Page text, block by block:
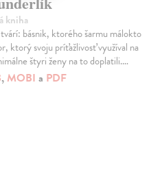
kniha
básnik, ktorého šarmu málokto
ktorý svoju príťažlivosť využíval na
štyri ženy na to doplatili.…
, MOBI a PDF